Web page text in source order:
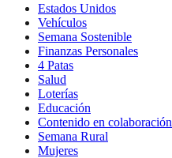
Estados Unidos
Vehículos
Semana Sostenible
Finanzas Personales
4 Patas
Salud
Loterías
Educación
Contenido en colaboración
Semana Rural
Mujeres